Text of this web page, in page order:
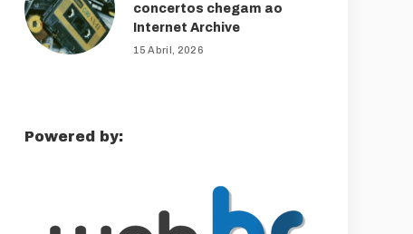
concertos chegam ao
Internet Archive
15 Abril, 2026
Powered by: